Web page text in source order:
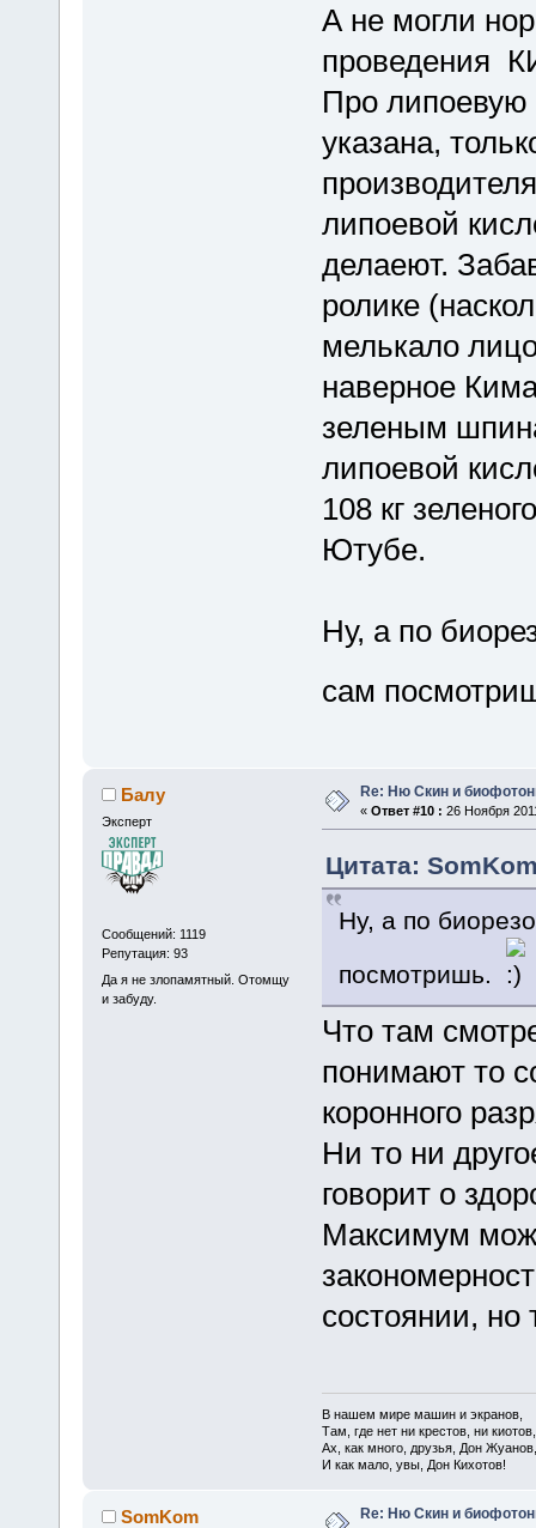
А не могли
проведения
Про липоевую
указана,
липоевой
делаеют.
ролике
мелькало
наверное
зеленым
липоевой
108 кг
Ютубе.
Ну, а по
сам
Балу
Эксперт
Сообщений: 1119
Репутация: 93
Да я не злопамятный. Отомщу
и забуду.
Re: Ню Скин и
« Ответ #10 : 26 Ноября
Цитата:
Ну, а по
посмотришь.
Что там
понимают то
коронного
Ни то ни
говорит о
Максимум
состоянии, но
В нашем мире машин и экранов,
Там, где нет ни крестов, ни киотов,
Ах, как много, друзья, Дон Жуанов,
И как мало, увы, Дон Кихотов!
SomKom Re: Ню Скин и